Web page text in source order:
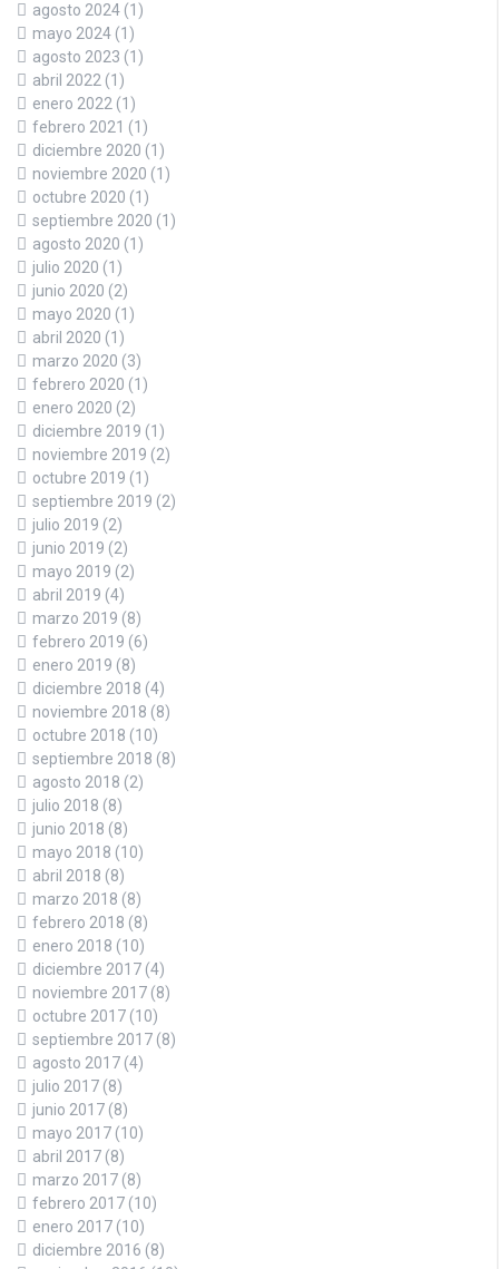
agosto 2024 (1)
mayo 2024 (1)
agosto 2023 (1)
abril 2022 (1)
enero 2022 (1)
febrero 2021 (1)
diciembre 2020 (1)
noviembre 2020 (1)
octubre 2020 (1)
septiembre 2020 (1)
agosto 2020 (1)
julio 2020 (1)
junio 2020 (2)
mayo 2020 (1)
abril 2020 (1)
marzo 2020 (3)
febrero 2020 (1)
enero 2020 (2)
diciembre 2019 (1)
noviembre 2019 (2)
octubre 2019 (1)
septiembre 2019 (2)
julio 2019 (2)
junio 2019 (2)
mayo 2019 (2)
abril 2019 (4)
marzo 2019 (8)
febrero 2019 (6)
enero 2019 (8)
diciembre 2018 (4)
noviembre 2018 (8)
octubre 2018 (10)
septiembre 2018 (8)
agosto 2018 (2)
julio 2018 (8)
junio 2018 (8)
mayo 2018 (10)
abril 2018 (8)
marzo 2018 (8)
febrero 2018 (8)
enero 2018 (10)
diciembre 2017 (4)
noviembre 2017 (8)
octubre 2017 (10)
septiembre 2017 (8)
agosto 2017 (4)
julio 2017 (8)
junio 2017 (8)
mayo 2017 (10)
abril 2017 (8)
marzo 2017 (8)
febrero 2017 (10)
enero 2017 (10)
diciembre 2016 (8)